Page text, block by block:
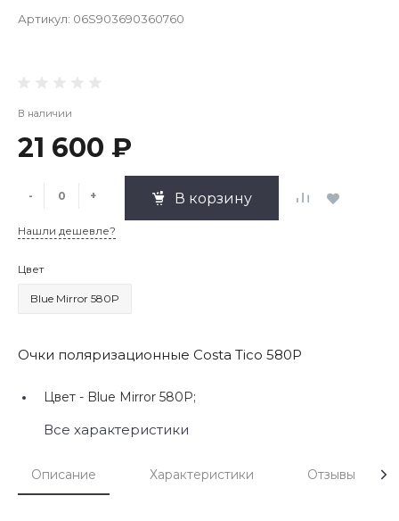
Артикул: 06S903690360760
В наличии
21 600 ₽
- + В корзину
Нашли дешевле?
Цвет
Blue Mirror 580P
Очки поляризационные Costa Tico 580P
Цвет - Blue Mirror 580P;
Все характеристики
Описание Характеристики Отзывы